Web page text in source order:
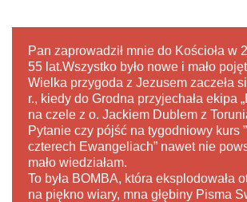
Pan zaprowadził mnie do Kościoła w
55 lat.Wszystko było nowe i mało
Wielka przygoda z Jezusem zaczeła
r., kiedy do Grodna przyjechała ekipa
na czele z o. Jackiem Dublem z
Pytanie czy pójść na tygodniowy kurs
czterech Ewangeliach” nawet nie
mało wiedziałam.
To była BOMBA, która eksplodowała
na piękno wiary, mna głębiny Pisma